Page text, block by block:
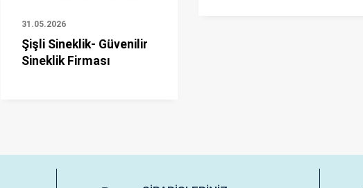
31.05.2026
Şişli Sineklik- Güvenilir
Sineklik Firması